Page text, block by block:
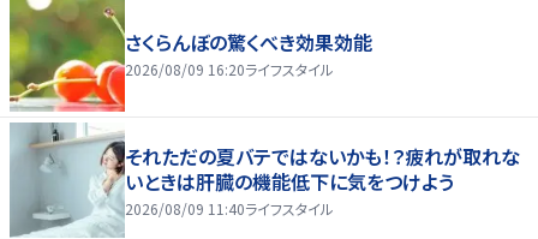
さくらんぼの驚くべき効果効能
2026/08/09 16:20ライフスタイル
それただの夏バテではないかも！？疲れが取れな
いときは肝臓の機能低下に気をつけよう
2026/08/09 11:40ライフスタイル